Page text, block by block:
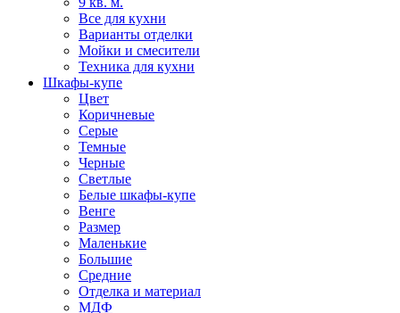
Все для кухни
Варианты отделки
Мойки и смесители
Техника для кухни
Шкафы-купе
Цвет
Коричневые
Серые
Темные
Черные
Светлые
Белые шкафы-купе
Венге
Размер
Маленькие
Большие
Средние
Отделка и материал
МДФ